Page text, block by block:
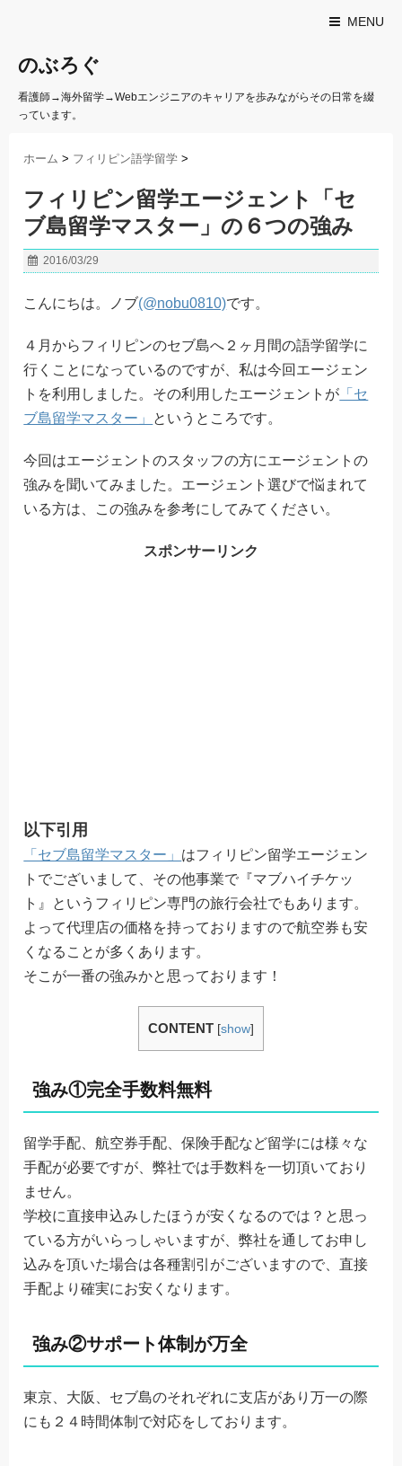
MENU
のぶろぐ
看護師→海外留学→Webエンジニアのキャリアを歩みながらその日常を綴
っています。
ホーム > フィリピン語学留学 >
フィリピン留学エージェント「セ
ブ島留学マスター」の６つの強み
2016/03/29
こんにちは。ノブ(@nobu0810)です。
４月からフィリピンのセブ島へ２ヶ月間の語学留学に
行くことになっているのですが、私は今回エージェン
トを利用しました。その利用したエージェントが 「セ
ブ島留学マスター」 というところです。
今回はエージェントのスタッフの方にエージェントの
強みを聞いてみました。エージェント選びで悩まれて
いる方は、この強みを参考にしてみてください。
スポンサーリンク
以下引用
「セブ島留学マスター」 はフィリピン留学エージェン
トでございまして、その他事業で『マブハイチケッ
ト』というフィリピン専門の旅行会社でもあります。
よって代理店の価格を持っておりますので航空券も安
くなることが多くあります。
そこが一番の強みかと思っております！
CONTENT [show]
強み①完全手数料無料
留学手配、航空券手配、保険手配など留学には様々な
手配が必要ですが、弊社では手数料を一切頂いており
ません。
学校に直接申込みしたほうが安くなるのでは？と思っ
ている方がいらっしゃいますが、弊社を通してお申し
込みを頂いた場合は各種割引がございますので、直接
手配より確実にお安くなります。
強み②サポート体制が万全
東京、大阪、セブ島のそれぞれに支店があり万一の際
にも２４時間体制で対応をしております。